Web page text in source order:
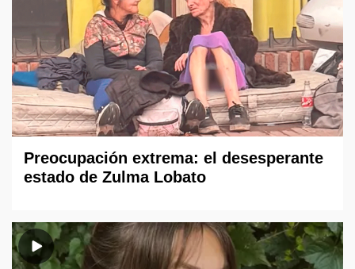
Preocupación extrema: el desesperante
estado de Zulma Lobato